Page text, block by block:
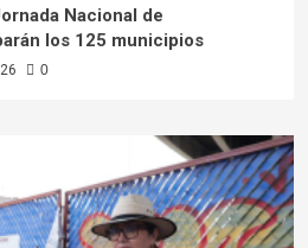
Nacional de
los 125 municipios
0